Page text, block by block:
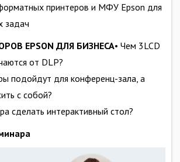
принтеров и МФУ Epson для
задач
EPSON ДЛЯ БИЗНЕСА• Чем 3LCD
от DLP?
подойдут для конференц-зала, а
с собой?
сделать интерактивный стол?